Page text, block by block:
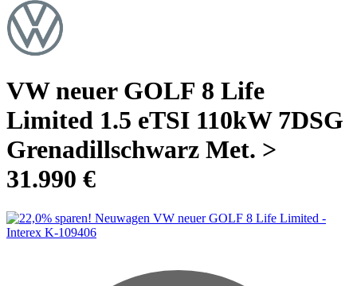
VW neuer GOLF 8 Life
Limited 1.5 eTSI 110kW 7DSG
Grenadillschwarz Met. >
31.990 €